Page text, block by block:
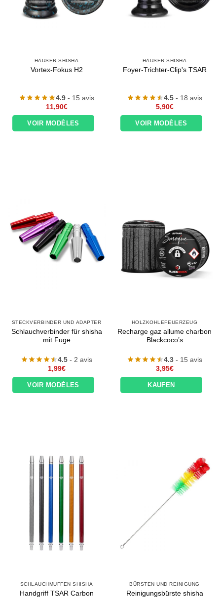
HÄUSER SHISHA
Vortex-Fokus H2
4.9 - 15 avis
11,90€
VOIR MODÈLES
HÄUSER SHISHA
Foyer-Trichter-Clip's TSAR
4.5 - 18 avis
5,90€
VOIR MODÈLES
STECKVERBINDER UND ADAPTER
Schlauchverbinder für shisha
mit Fuge
4.5 - 2 avis
1,99€
VOIR MODÈLES
HOLZKOHLEFEUERZEUG
Recharge gaz allume charbon
Blackcoco’s
4.3 - 15 avis
3,95€
KAUFEN
SCHLAUCHMUFFEN SHISHA
Handgriff TSAR Carbon
BÜRSTEN UND REINIGUNG
Reinigungsbürste shisha